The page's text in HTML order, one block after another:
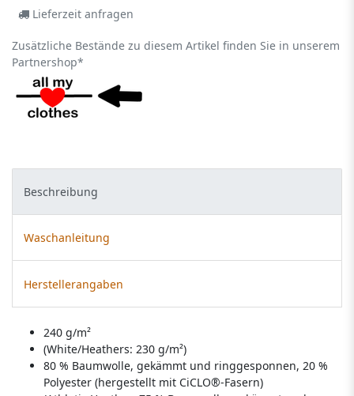
Lieferzeit anfragen
Zusätzliche Bestände zu diesem Artikel finden Sie in unserem
Partnershop*
Beschreibung
Waschanleitung
Herstellerangaben
240 g/m²
(White/Heathers: 230 g/m²)
80 % Baumwolle, gekämmt und ringgesponnen, 20 %
Polyester (hergestellt mit CiCLO®-Fasern)